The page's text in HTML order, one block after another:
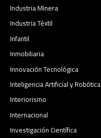
Industria Minera
Industria Téxtil
Infantil
Inmobiliaria
Innovación Tecnológica
Inteligencia Artificial y Robótica
Interiorismo
Internacional
Investigación Científica